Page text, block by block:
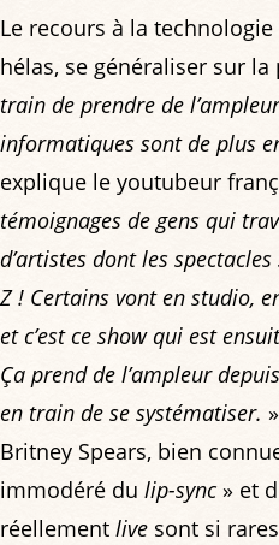
Le recours à la
hélas, se généraliser sur la
train de prendre de
informatiques sont de plus
explique le youtubeur
témoignages de gens qui
d’artistes dont les
Z ! Certains vont en studio,
et c’est ce show qui est
Ça prend de l’ampleur
en train de se systématiser.
Britney Spears, bien
immodéré du lip-sync» et
réellement live sont si